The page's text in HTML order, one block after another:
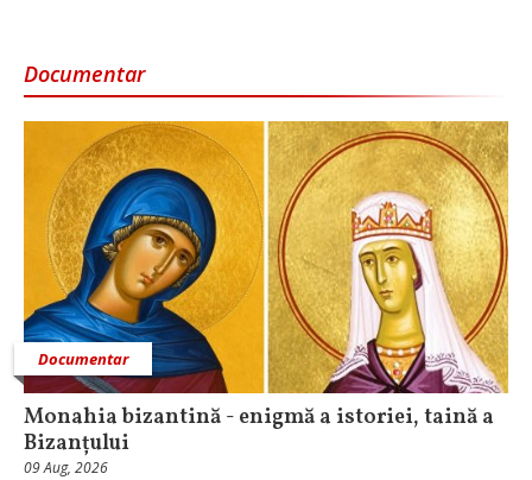
Documentar
Documentar
Monahia bizantină - enigmă a istoriei, taină a
Bizanțului
09 Aug, 2026